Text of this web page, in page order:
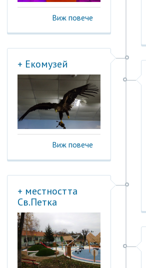
Виж повече
+ Екомузей
Виж повече
+ местността
Св.Петка